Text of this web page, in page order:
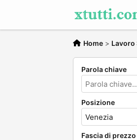
Home > Lavoro
Parola chiave
Posizione
Fascia di